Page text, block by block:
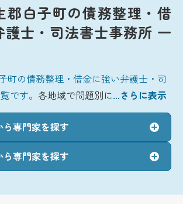
郡白子町の債務整理・借
護士・司法書士事務所 一
町の債務整理・借金に強い弁護士・司
です。各地域で問題別に...さらに表示
ら専門家を探す
専門家を探す